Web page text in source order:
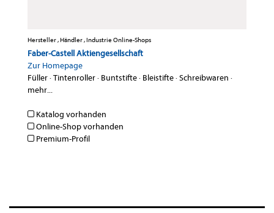
Hersteller , Händler , Industrie Online-Shops
Faber-Castell Aktiengesellschaft
Zur Homepage
Füller·Tintenroller· Buntstifte· Bleistifte·Schreibwaren ·
mehr...
Katalog vorhanden
Online-Shop vorhanden
Premium-Profil